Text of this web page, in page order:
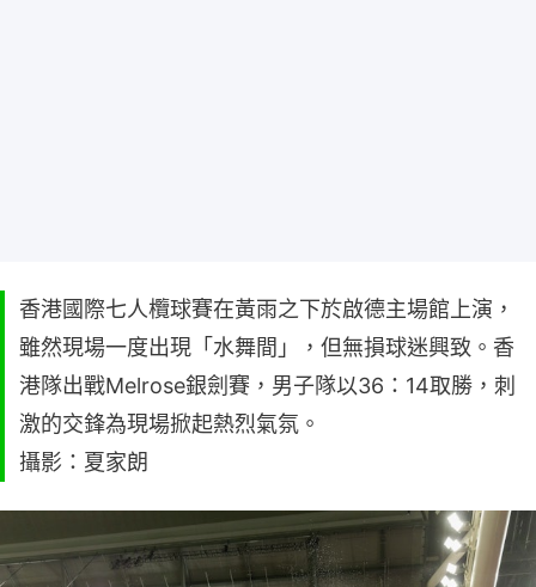
香港國際七人欖球賽在黃雨之下於啟德主場館上演，
雖然現場一度出現「水舞間」，但無損球迷興致。香
港隊出戰Melrose銀劍賽，男子隊以36：14取勝，刺
激的交鋒為現場掀起熱烈氣氛。
攝影：夏家朗